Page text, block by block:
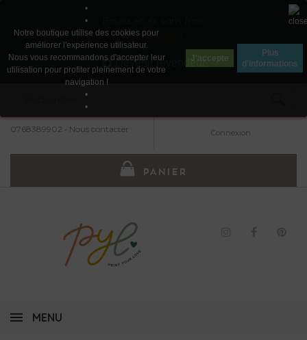
avec Paypal
Devenir revendeur
0768389902 • Nous contacter Connexion
PANIER
•
•
Notre boutique utilise des cookies pour
améliorer l'expérience utilisateur.
Nous vous recommandons d'accepter leur
utilisation pour profiter pleinement de votre
navigation !
•
•
J'accepte
Plus
d'informations
MENU